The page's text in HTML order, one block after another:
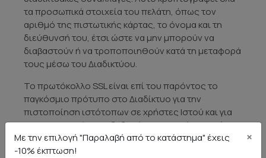
τα προσωπικά στοιχεία του πελάτη, όπως τον
αριθμό της πιστωτικής κάρτας, το όνομα και τη
διεύθυνσή του, έτσι ώστε να μην μπορούν να
διαβαστούν ή να τροποποιηθούν κατά τη μεταφορά
τους μέσω του Διαδικτύου.
Το πρωτόκολλο SSL είναι επί του παρόντος το
παγκόσμιο πρότυπο στο Διαδίκτυο για την
πιστοποίηση ιστότοπων σε χρήστες Ιστού και για
την κρυπτογράφηση δεδομένων μεταξύ χρηστών
και διακομιστών ιστού. Μια κρυπτογραφημένη
επικοινωνία SSL απαιτεί όλες τις πληροφορίες που
×
Mε την επιλογή "Παραλαβή από το κατάστημα" έχεις
-10% έκπτωση!